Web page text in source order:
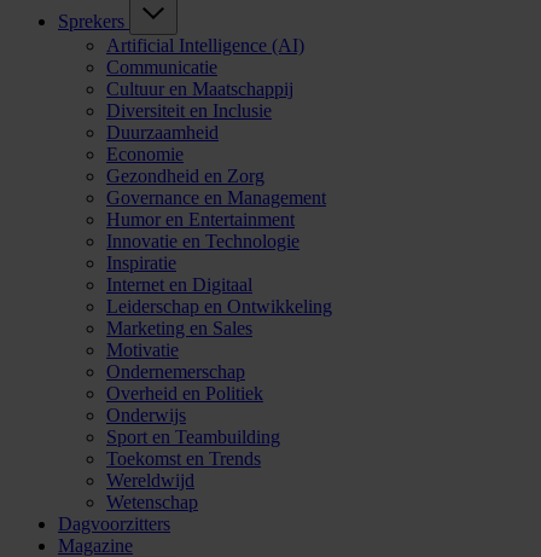
Sprekers
Artificial Intelligence (AI)
Communicatie
Cultuur en Maatschappij
Diversiteit en Inclusie
Duurzaamheid
Economie
Gezondheid en Zorg
Governance en Management
Humor en Entertainment
Innovatie en Technologie
Inspiratie
Internet en Digitaal
Leiderschap en Ontwikkeling
Marketing en Sales
Motivatie
Ondernemerschap
Overheid en Politiek
Onderwijs
Sport en Teambuilding
Toekomst en Trends
Wereldwijd
Wetenschap
Dagvoorzitters
Magazine